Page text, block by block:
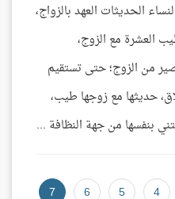
الحديثات العهد بالزواج،
العشرة مع الزوج،
من الزوج؛ حتى تستقيم
حديثها مع زوجها طيب،
بنفسها من جهة النظافة ...
4
5
6
7